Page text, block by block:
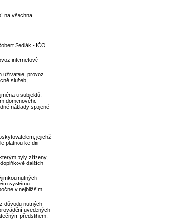
na všechna
Sedlák - IČO
internetové
uživatele, provoz
služeb,
u subjektů,
doménového
náklady spojené
jejichž
platnou ke dni
byly zřízeny,
dalších
nutných
systému
v nejbližším
důvodu nutných
uvedených
předstihem.